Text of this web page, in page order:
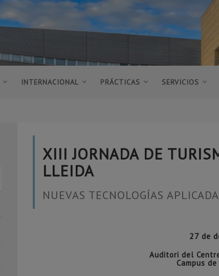
INTERNACIONAL PRÁCTICAS SERVICIOS
XIII JORNADA DE
LLEIDA
NUEVAS TECNOLOGÍAS
27 de
Auditori del
Campus